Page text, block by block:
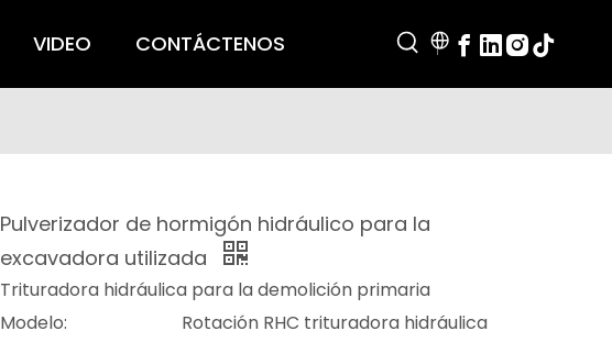
VIDEO CONTÁCTENOS
Pulverizador de hormigón hidráulico para la
excavadora utilizada
Trituradora hidráulica para la demolición primaria
Modelo:
Rotación RHC trituradora hidráulica